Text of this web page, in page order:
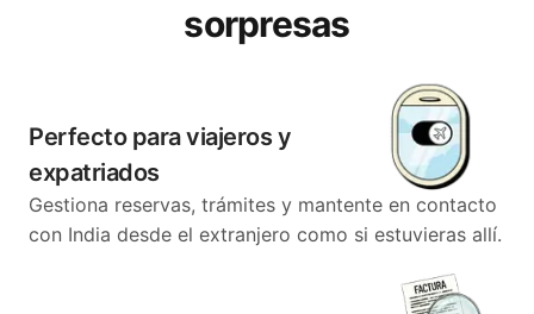
sorpresas
Perfecto para viajeros y
expatriados
Gestiona reservas, trámites y mantente en contacto
con India desde el extranjero como si estuvieras allí.